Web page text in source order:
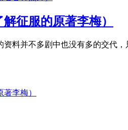
征服的原著李梅）
料并不多剧中也没有多的交代